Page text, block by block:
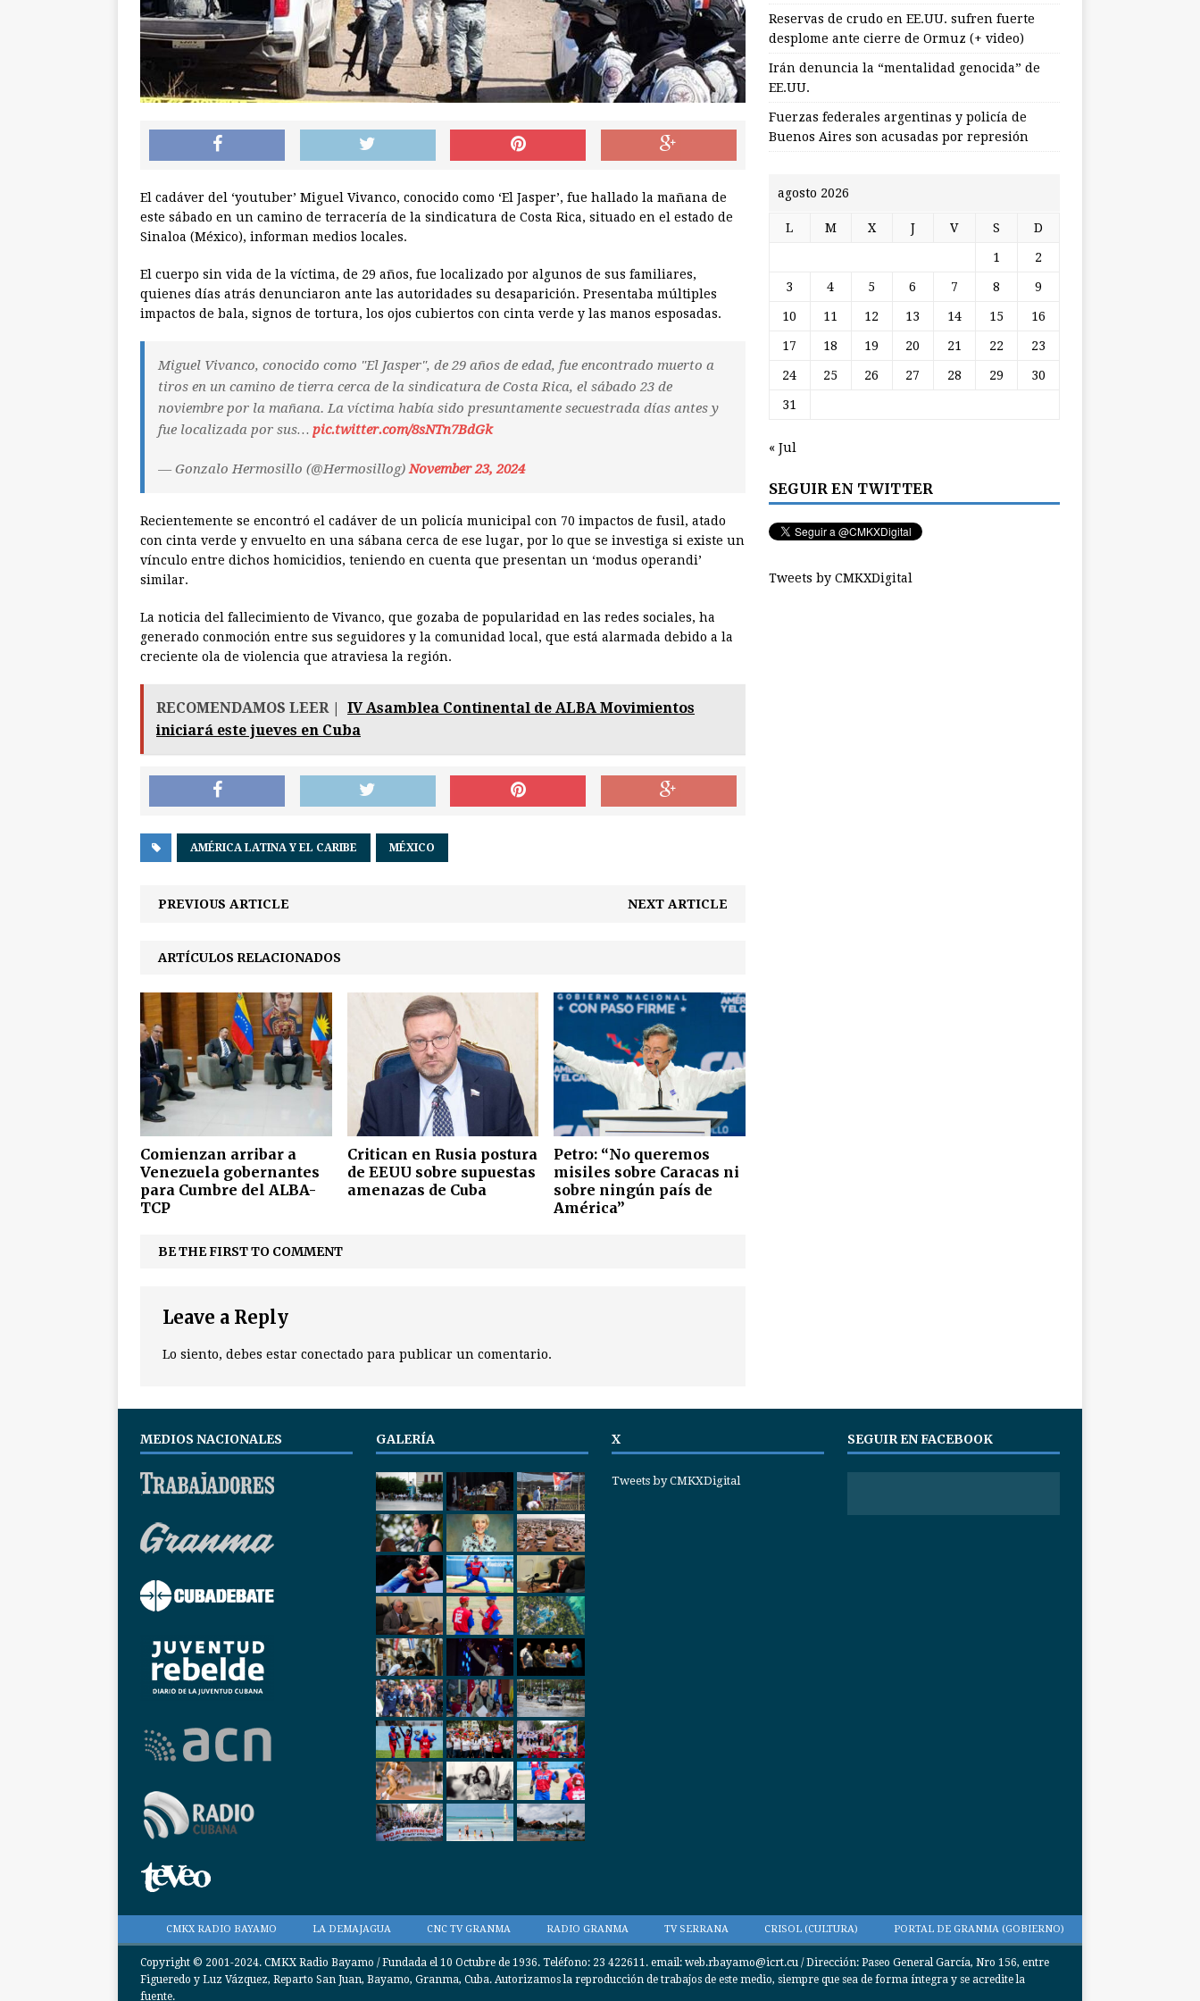
El cadáver del ‘youtuber’ Miguel Vivanco, conocido como ‘El Jasper’, fue hallado la mañana de
este sábado en un camino de terracería de la sindicatura de Costa Rica, situado en el estado de
Sinaloa (México), informan medios locales.
El cuerpo sin vida de la víctima, de 29 años, fue localizado por algunos de sus familiares,
quienes días atrás denunciaron ante las autoridades su desaparición. Presentaba múltiples
impactos de bala, signos de tortura, los ojos cubiertos con cinta verde y las manos esposadas.
Miguel Vivanco, conocido como "El Jasper", de 29 años de edad, fue encontrado muerto a
tiros en un camino de tierra cerca de la sindicatura de Costa Rica, el sábado 23 de
noviembre por la mañana. La víctima había sido presuntamente secuestrada días antes y
fue localizada por sus… pic.twitter.com/8sNTn7BdGk
— Gonzalo Hermosillo (@Hermosillog)November 23, 2024
Recientemente se encontró el cadáver de un policía municipal con 70 impactos de fusil, atado
con cinta verde y envuelto en una sábana cerca de ese lugar, por lo que se investiga si existe un
vínculo entre dichos homicidios, teniendo en cuenta que presentan un ‘modus operandi’
similar.
La noticia del fallecimiento de Vivanco, que gozaba de popularidad en las redes sociales, ha
generado conmoción entre sus seguidores y la comunidad local, que está alarmada debido a la
creciente ola de violencia que atraviesa la región.
RECOMENDAMOS LEER |
IV Asamblea Continental de ALBA Movimientos
iniciará este jueves en Cuba
AMÉRICA LATINA Y EL CARIBE MÉXICO
PREVIOUS ARTICLE NEXT ARTICLE
ARTÍCULOS RELACIONADOS
Comienzan arribar a
Venezuela gobernantes
para Cumbre del ALBA-
TCP
Critican en Rusia postura
de EEUU sobre supuestas
amenazas de Cuba
Petro: “No queremos
misiles sobre Caracas ni
sobre ningún país de
América”
BE THE FIRST TO COMMENT
Leave a Reply
Lo siento, debes estar conectado para publicar un comentario.
Reservas de crudo en EE.UU. sufren fuerte
desplome ante cierre de Ormuz (+ video)
Irán denuncia la “mentalidad genocida” de
EE.UU.
Fuerzas federales argentinas y policía de
Buenos Aires son acusadas por represión
agosto 2026
L M X J V S D
1 2
3 4 5 6 7 8 9
10 11 12 13 14 15 16
17 18 19 20 21 22 23
24 25 26 27 28 29 30
31
« Jul
SEGUIR EN TWITTER
Tweets by CMKXDigital
MEDIOS NACIONALES GALERÍA X
Tweets by CMKXDigital
SEGUIR EN FACEBOOK
CMKX RADIO BAYAMO LA DEMAJAGUA CNC TV GRANMA RADIO GRANMA TV SERRANA CRISOL (CULTURA) PORTAL DE GRANMA (GOBIERNO)
Copyright © 2001-2024. CMKX Radio Bayamo / Fundada el 10 Octubre de 1936. Teléfono: 23 422611. email: web.rbayamo@icrt.cu / Dirección: Paseo General García, Nro 156, entre
Figueredo y Luz Vázquez, Reparto San Juan, Bayamo, Granma, Cuba. Autorizamos la reproducción de trabajos de este medio, siempre que sea de forma íntegra y se acredite la
fuente.